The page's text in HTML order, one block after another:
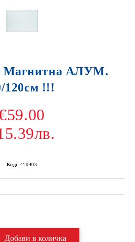
Магнитна АЛУМ.
120см !!!
Код: 410403